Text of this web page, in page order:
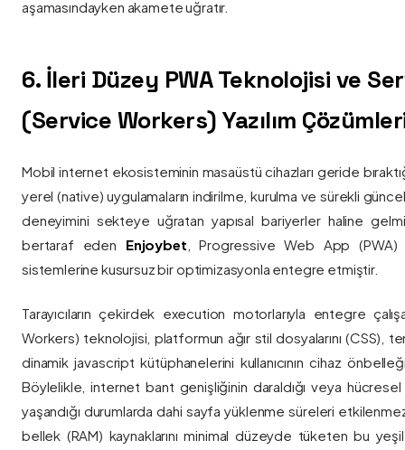
aşamasındayken akamete uğratır.
6. İleri Düzey PWA Teknolojisi ve
(Service Workers) Yazılım
Mobil internet ekosisteminin masaüstü cihazları geride
yerel (native) uygulamaların indirilme, kurulma ve sürekli
deneyimini sekteye uğratan yapısal bariyerler haline
bertaraf eden Enjoybet , Progressive Web App (PWA)
sistemlerine kusursuz bir optimizasyonla entegre etmiştir.
Tarayıcıların çekirdek execution motorlarıyla entegre
Workers) teknolojisi, platformun ağır stil dosyalarını (CSS),
dinamik javascript kütüphanelerini kullanıcının cihaz
Böylelikle, internet bant genişliğinin daraldığı veya
yaşandığı durumlarda dahi sayfa yüklenme süreleri
bellek (RAM) kaynaklarını minimal düzeyde tüketen bu yeşil